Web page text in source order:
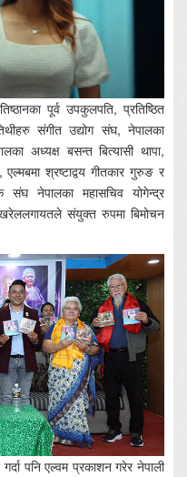
पूर्व उपकुलपति, प्रतिष्ठित
संगीत उद्योग संघ, नेपालका
अध्यक्ष बसन्त बित्यासी थापा,
श्रष्टाद्वय गीतकार गुरुङ र
संघ नेपालका महासचिव योगेन्द्र
संयुक्त रुपमा बिमोचन
पनि एल्वम प्रकाशन गरेर नेपाली